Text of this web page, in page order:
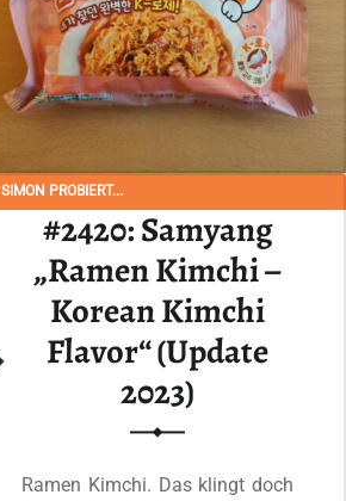
SIMON PROBIERT...
#2420: Samyang
„Ramen Kimchi –
Korean Kimchi
Flavor“ (Update
2023)
Ramen Kimchi. Das klingt doch